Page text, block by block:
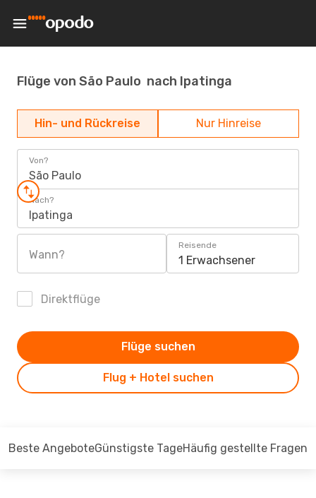
Flüge von São Paulo nach Ipatinga
Hin- und Rückreise Nur Hinreise
Von?
São Paulo
Nach?
Ipatinga
Wann?
Reisende
1 Erwachsener
Direktflüge
Flug + Hotel suchen
Flüge suchen
Beste AngeboteGünstigste TageHäufig gestellte Fragen